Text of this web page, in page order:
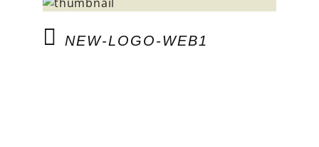
NEW-LOGO-WEB1